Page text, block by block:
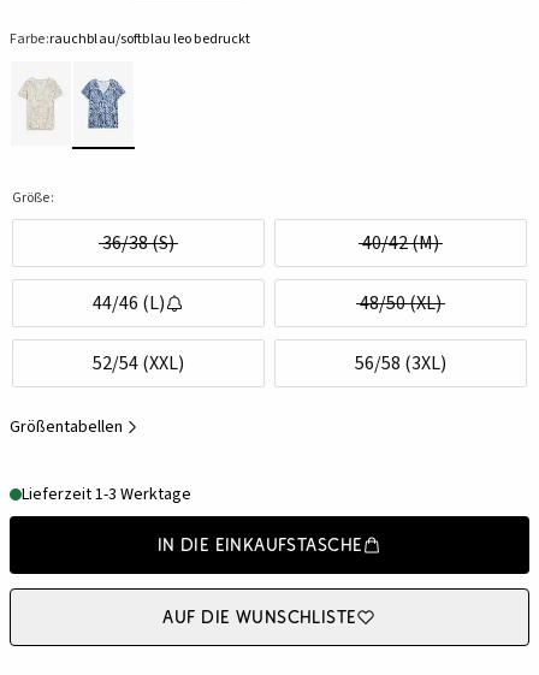
Farbe:rauchblau/softblau leo bedruckt
Größe:
36/38 (S) 40/42 (M)
44/46 (L) 48/50 (XL)
52/54 (XXL) 56/58 (3XL)
Größentabellen
Lieferzeit 1-3 Werktage
In die Einkaufstasche
Auf die Wunschliste